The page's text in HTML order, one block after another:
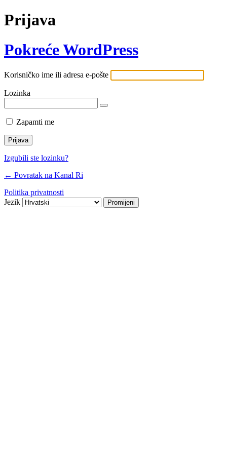
Prijava
Pokreće WordPress
Korisničko ime ili adresa e-pošte
Lozinka
Zapamti me
Izgubili ste lozinku?
← Povratak na Kanal Ri
Politika privatnosti
Jezik